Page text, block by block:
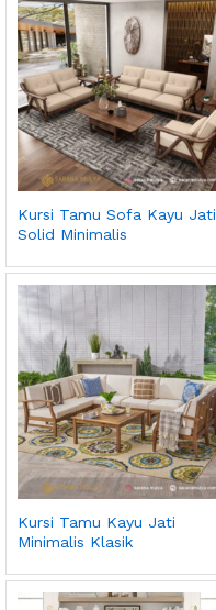
Kursi Tamu Sofa Kayu Jati
Solid Minimalis
Kursi Tamu Kayu Jati
Minimalis Klasik